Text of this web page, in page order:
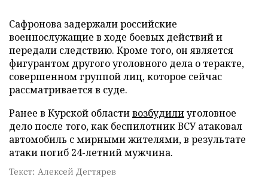
Сафронова задержали российские
военнослужащие в ходе боевых действий и
передали следствию. Кроме того, он является
фигурантом другого уголовного дела о теракте,
совершенном группой лиц, которое сейчас
рассматривается в суде.
Ранее в Курской областивозбудилиуголовное
дело после того, как беспилотник ВСУ атаковал
автомобиль с мирными жителями, в результате
атаки погиб 24-летний мужчина.
Текст: Алексей Дегтярев